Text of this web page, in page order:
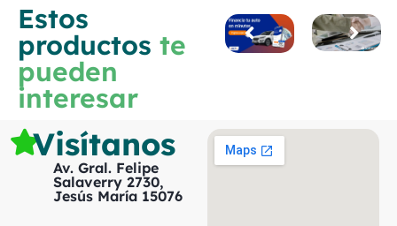
Estos
productos te
pueden
interesar
Visítanos
Av. Gral. Felipe
Salaverry 2730,
Jesús María 15076